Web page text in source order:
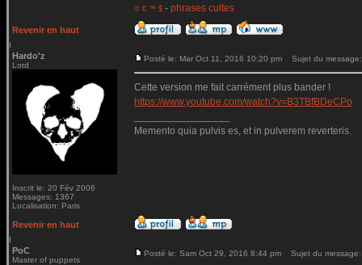
© € ™ $ - phrases cultes
Revenir en haut
Hardo'z
Lord
Inscrit le: 20 Fév 2006
Messages: 1367
Localisation: Paris
Posté le: Mar Oct 11, 2016 10:20 pm Sujet du message:
Cette version me fait carrément plus bander !
https://www.youtube.com/watch?v=B3TBfBDeCPo
Memento quia pulvis es, et in pulverem reverteris.
Revenir en haut
PoC
Master of puppets
Posté le: Sam Oct 29, 2016 8:44 pm Sujet du message: